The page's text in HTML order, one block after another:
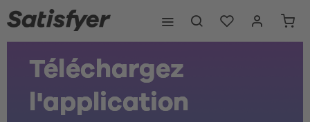
Téléchargez
l'application